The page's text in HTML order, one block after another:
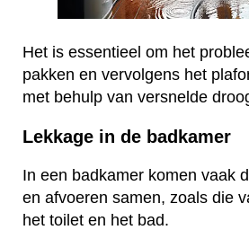
Het is essentieel om het
pakken en vervolgens het
met behulp van versnelde
Lekkage in de badkamer
In een badkamer komen vaak
en afvoeren samen, zoals die
het toilet en het bad.